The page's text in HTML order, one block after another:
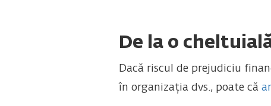
De la o
Dacă riscul de prejudiciu
în organizația dvs., poate că